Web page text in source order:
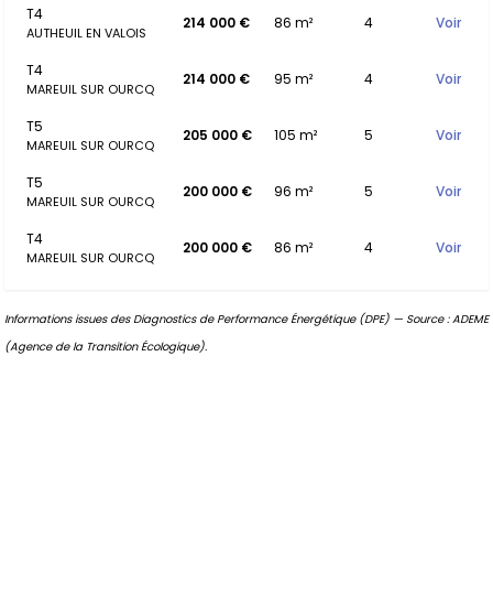
T4
AUTHEUIL EN VALOIS
214 000 € 86 m² 4 Voir
T4
MAREUIL SUR OURCQ
214 000 € 95 m² 4 Voir
T5
MAREUIL SUR OURCQ
205 000 € 105 m² 5 Voir
T5
MAREUIL SUR OURCQ
200 000 € 96 m² 5 Voir
T4
MAREUIL SUR OURCQ
200 000 € 86 m² 4 Voir
Informations issues des Diagnostics de Performance Énergétique (DPE) — Source : ADEME
(Agence de la Transition Écologique).